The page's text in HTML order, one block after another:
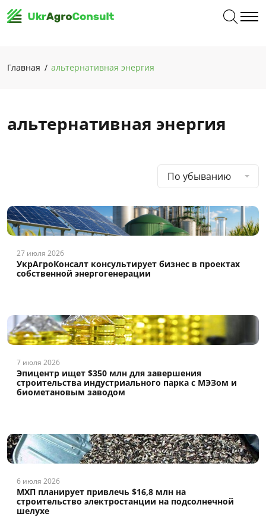
Главная альтернативная энергия
альтернативная энергия
По убыванию
27 июля 2026
УкрАгроКонсалт консультирует бизнес в проектах
собственной энергогенерации
7 июля 2026
Эпицентр ищет $350 млн для завершения
строительства индустриального парка с МЭЗом и
биометановым заводом
6 июля 2026
МХП планирует привлечь $16,8 млн на
строительство электростанции на подсолнечной
шелухе